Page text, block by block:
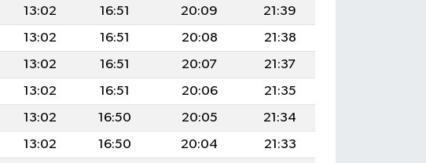
13:02 16:51 20:09
21:39
13:02 16:51 20:08
21:38
13:02 16:51 20:07
21:37
13:02 16:51 20:06
21:35
13:02 16:50 20:05
21:34
13:02 16:50 20:04
21:33